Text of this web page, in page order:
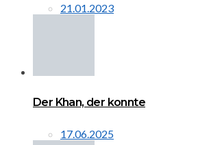
21.01.2023
Der Khan, der konnte
17.06.2025